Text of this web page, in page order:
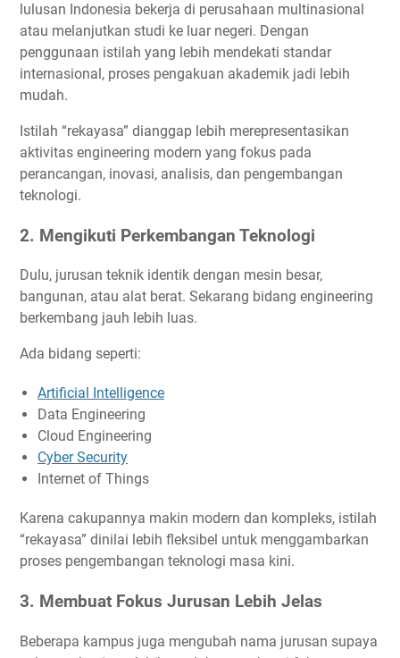
lulusan Indonesia bekerja di perusahaan multinasional
atau melanjutkan studi ke luar negeri. Dengan
penggunaan istilah yang lebih mendekati standar
internasional, proses pengakuan akademik jadi lebih
mudah.
Istilah “rekayasa” dianggap lebih merepresentasikan
aktivitas engineering modern yang fokus pada
perancangan, inovasi, analisis, dan pengembangan
teknologi.
2. Mengikuti Perkembangan Teknologi
Dulu, jurusan teknik identik dengan mesin besar,
bangunan, atau alat berat. Sekarang bidang engineering
berkembang jauh lebih luas.
Ada bidang seperti:
Artificial Intelligence
Data Engineering
Cloud Engineering
Cyber Security
Internet of Things
Karena cakupannya makin modern dan kompleks, istilah
“rekayasa” dinilai lebih fleksibel untuk menggambarkan
proses pengembangan teknologi masa kini.
3. Membuat Fokus Jurusan Lebih Jelas
Beberapa kampus juga mengubah nama jurusan supaya